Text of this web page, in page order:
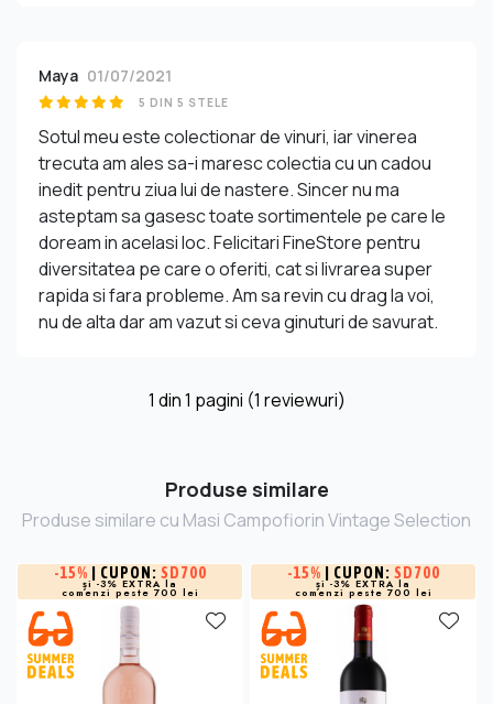
Maya 01/07/2021
5 DIN 5 STELE
Sotul meu este colectionar de vinuri, iar vinerea
trecuta am ales sa-i maresc colectia cu un cadou
inedit pentru ziua lui de nastere. Sincer nu ma
asteptam sa gasesc toate sortimentele pe care le
doream in acelasi loc. Felicitari FineStore pentru
diversitatea pe care o oferiti, cat si livrarea super
rapida si fara probleme. Am sa revin cu drag la voi,
nu de alta dar am vazut si ceva ginuturi de savurat.
1 din1 pagini (1 reviewuri)
Produse similare
Produse similare cu Masi Campofiorin Vintage Selection
-15% | CUPON: SD700
și -3% EXTRA la
comenzi peste 700 lei
-15% | CUPON: SD700
și -3% EXTRA la
comenzi peste 700 lei